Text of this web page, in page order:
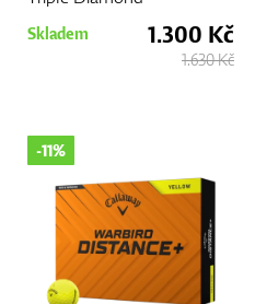
Skladem 1.300 Kč
1.630 Kč
-11%